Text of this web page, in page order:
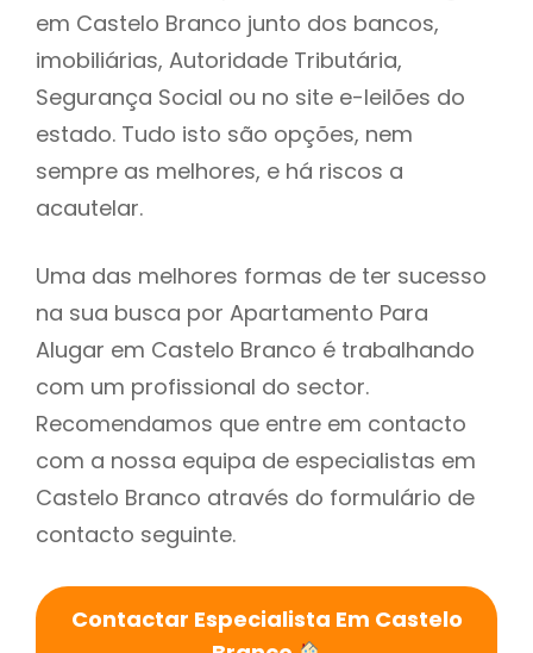
em Castelo Branco junto dos bancos,
imobiliárias, Autoridade Tributária,
Segurança Social ou no site e-leilões do
estado. Tudo isto são opções, nem
sempre as melhores, e há riscos a
acautelar.
Uma das melhores formas de ter sucesso
na sua busca por Apartamento Para
Alugar em Castelo Branco é trabalhando
com um profissional do sector.
Recomendamos que entre em contacto
com a nossa equipa de especialistas em
Castelo Branco através do formulário de
contacto seguinte.
Contactar Especialista Em Castelo